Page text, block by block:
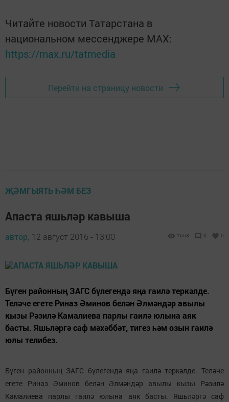
Читайте новости Татарстана в
национальном мессенджере MАХ:
https://max.ru/tatmedia
Перейти на страницу новости
ҖӘМГЫЯТЬ ҺӘМ БЕЗ
Апаста яшьләр кавыша
автор, 12 август 2016 - 13:00 1653 0 0
Бүген районның ЗАГС бүлегендә яңа гаилә теркәлде.
Теләче егете Риназ Әминов белән Әлмәндәр авылы
кызы Рәзилә Камалиева парлы гаилә юлына аяк
басты. Яшьләргә саф мәхәббәт, тигез һәм озын гаилә
юлы телибез.
Бүген районның ЗАГС бүлегендә яңа гаилә теркәлде. Теләче
егете Риназ Әминов белән Әлмәндәр авылы кызы Рәзилә
Камалиева парлы гаилә юлына аяк басты. Яшьләргә саф